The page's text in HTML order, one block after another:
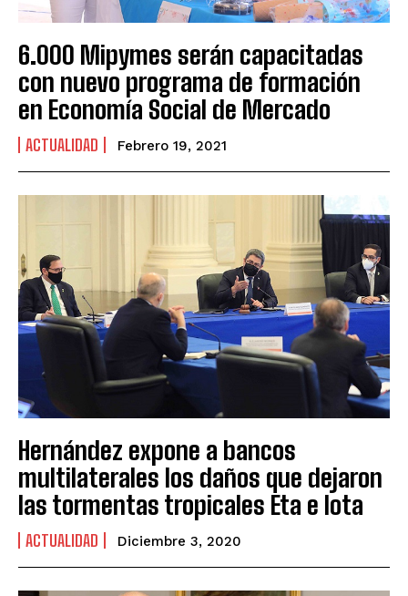
6.000 Mipymes serán capacitadas
con nuevo programa de formación
en Economía Social de Mercado
ACTUALIDAD Febrero 19, 2021
Hernández expone a bancos
multilaterales los daños que dejaron
las tormentas tropicales Eta e Iota
ACTUALIDAD Diciembre 3, 2020